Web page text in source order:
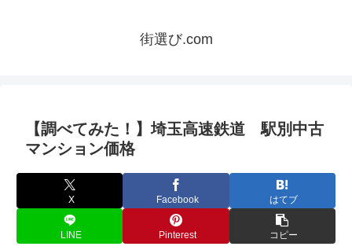
街選び.com
【調べてみた！】埼玉高速鉄道 駅別中古
マンション価格
X Facebook はてブ
LINE Pinterest コピー